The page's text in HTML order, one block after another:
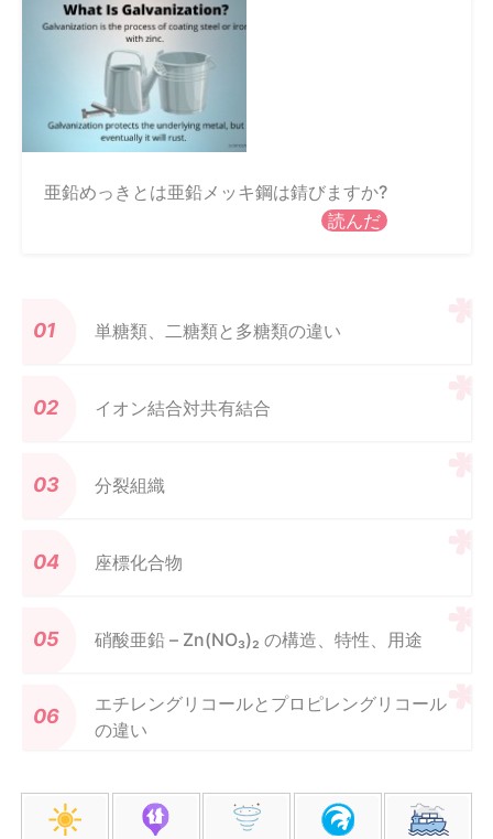
亜鉛めっきとは亜鉛メッキ鋼は錆びますか?
読んだ
単糖類、二糖類と多糖類の違い
イオン結合対共有結合
分裂組織
座標化合物
硝酸亜鉛 – Zn(NO₃)₂ の構造、特性、用途
エチレングリコールとプロピレングリコール
の違い